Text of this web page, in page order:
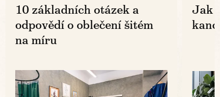
10 základních otázek a
odpovědí o oblečení šitém
na míru
Jak